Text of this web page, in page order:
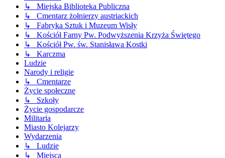
↳ Miejska Biblioteka Publiczna
↳ Cmentarz żołnierzy austriackich
↳ Fabryka Sztuk i Muzeum Wisły
↳ Kościół Farny Pw. Podwyższenia Krzyża Świętego
↳ Kościół Pw. św. Stanisława Kostki
↳ Karczma
Ludzie
Narody i religie
↳ Cmentarze
Życie społeczne
↳ Szkoły
Życie gospodarcze
Militaria
Miasto Kolejarzy
Wydarzenia
↳ Ludzie
↳ Miejsca